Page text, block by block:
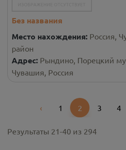
Без названия
Место нахождения: Россия,
район
Адрес: Рындино, Порецкий
Чувашия, Россия
‹Previous
1 2 3 4
Результаты 21-40 из 294